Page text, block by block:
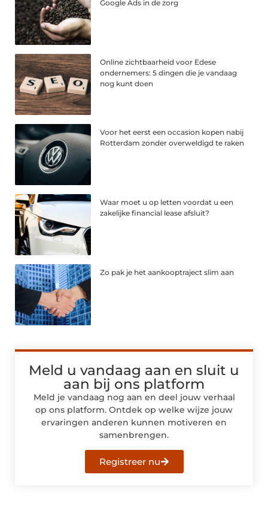
Google Ads in de zorg
Online zichtbaarheid voor Edese
ondernemers: 5 dingen die je vandaag
nog kunt doen
Voor het eerst een occasion kopen nabij
Rotterdam zonder overweldigd te raken
Waar moet u op letten voordat u een
zakelijke financial lease afsluit?
Zo pak je het aankooptraject slim aan
Meld u vandaag aan en sluit u
aan bij ons platform
Meld je vandaag nog aan en deel jouw verhaal
op ons platform. Ontdek op welke wijze jouw
ervaringen anderen kunnen motiveren en
samenbrengen.
Registreer nu